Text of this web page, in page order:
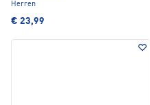
Herren
€ 23,99